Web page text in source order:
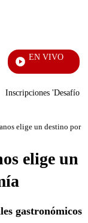
EN VIVO
Inscripciones 'Desafío'
elige un destino por
elige un
gastronómicos